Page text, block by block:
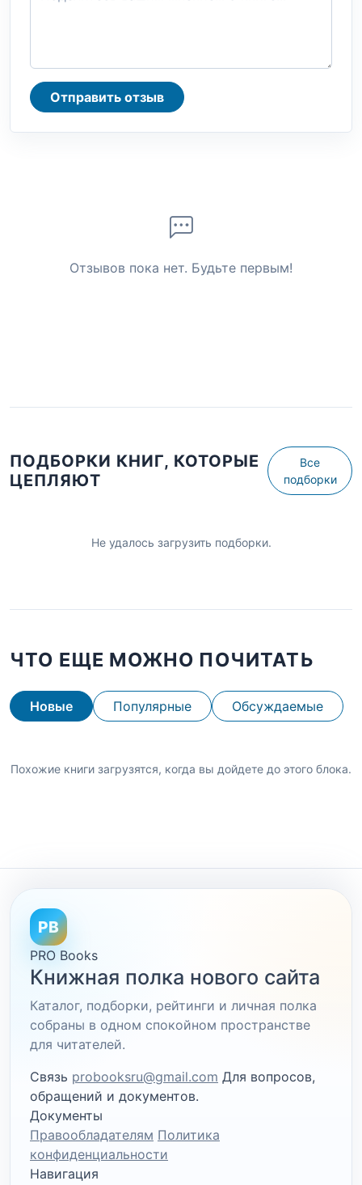
Отправить отзыв
Отзывов пока нет. Будьте первым!
ПОДБОРКИ КНИГ, КОТОРЫЕ
ЦЕПЛЯЮТ
Все
подборки
Не удалось загрузить подборки.
ЧТО ЕЩЕ МОЖНО ПОЧИТАТЬ
Новые Популярные Обсуждаемые
Похожие книги загрузятся, когда вы дойдете до этого блока.
PB
PRO Books
Книжная полка нового сайта
Каталог, подборки, рейтинги и личная полка
собраны в одном спокойном пространстве
для читателей.
Связь probooksru@gmail.com Для вопросов,
обращений и документов.
Документы
Правообладателям Политика
конфиденциальности
Навигация